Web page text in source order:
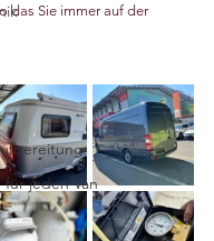
für jeden Van
das Sie immer auf der